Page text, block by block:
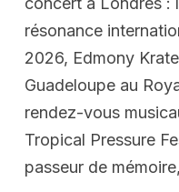
résonance
2026, Edmony
Guadeloupe au
rendez-vous
Tropical Pressure
passeur de